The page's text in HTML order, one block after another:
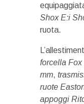
Shox E:i
ruota.
forcella Fox
mm,
ruote
appoggi